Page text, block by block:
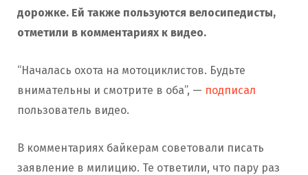
дорожке. Ей также пользуются велосипедисты,
отметили в комментариях к видео.
“Началась охота на мотоциклистов. Будьте
внимательны и смотрите в оба”, — подписал
пользователь видео.
В комментариях байкерам советовали писать
заявление в милицию. Те ответили, что пару раз